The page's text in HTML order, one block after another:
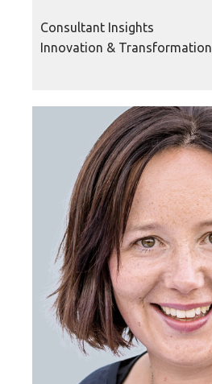
Consultant Insights
Innovation & Transformation